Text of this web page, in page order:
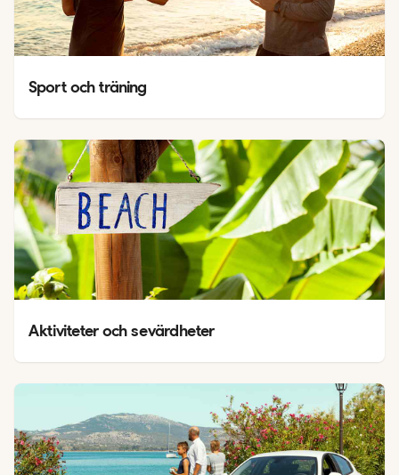
Sport och träning
Aktiviteter och sevärdheter